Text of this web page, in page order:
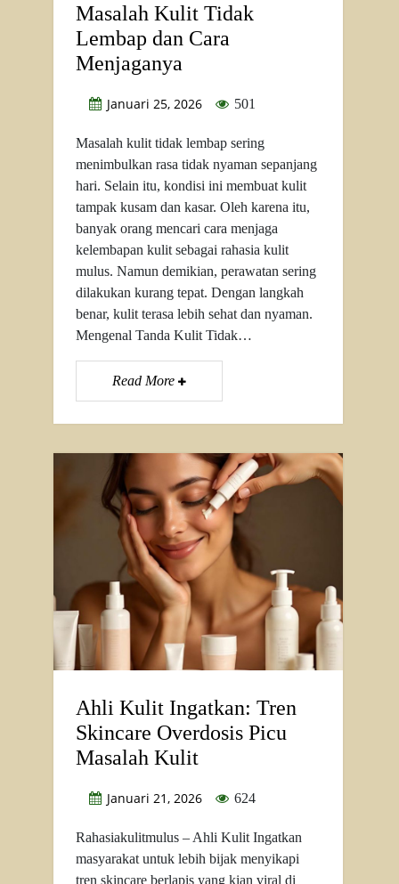
Masalah Kulit Tidak
Lembap dan Cara
Menjaganya
Januari 25, 2026 501
Masalah kulit tidak lembap sering
menimbulkan rasa tidak nyaman sepanjang
hari. Selain itu, kondisi ini membuat kulit
tampak kusam dan kasar. Oleh karena itu,
banyak orang mencari cara menjaga
kelembapan kulit sebagai rahasia kulit
mulus. Namun demikian, perawatan sering
dilakukan kurang tepat. Dengan langkah
benar, kulit terasa lebih sehat dan nyaman.
Mengenal Tanda Kulit Tidak…
Read More
Ahli Kulit Ingatkan: Tren
Skincare Overdosis Picu
Masalah Kulit
Januari 21, 2026 624
Rahasiakulitmulus – Ahli Kulit Ingatkan
masyarakat untuk lebih bijak menyikapi
tren skincare berlapis yang kian viral di